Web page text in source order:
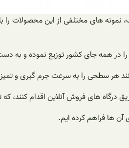
نمونه های مختلفی از این محصولات
در همه جای کشور توزیع نموده و به
هر سطحی را به سرعت جرم گیری و تمیز
درگاه های فروش آنلاین اقدام کنند،
آن ها فراهم کرده ایم.